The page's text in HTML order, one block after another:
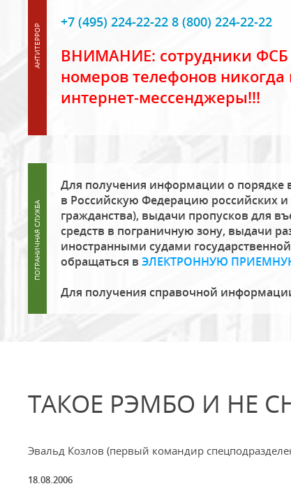
+7 (495) 224-22-22 8 (800) 224-22-22
ВНИМАНИЕ: сотрудники ФСБ
номеров телефонов никогда
интернет-мессенджеры!!!
Для получения информации о порядке
в Российскую Федерацию российских
гражданства), выдачи пропусков для
средств в пограничную зону, выдачи
иностранными судами
обращаться в ЭЛЕКТРОННУЮ
Для получения справочной
ТАКОЕ РЭМБО И НЕ
Эвальд Козлов (первый командир
18.08.2006